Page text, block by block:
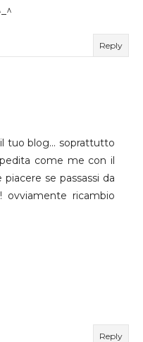
Reply
tuo blog... soprattutto
come me con il
se passassi da
ricambio
Reply